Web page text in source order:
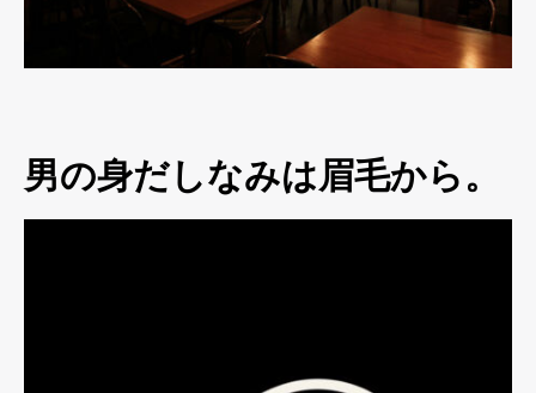
男の身だしなみは眉毛から。